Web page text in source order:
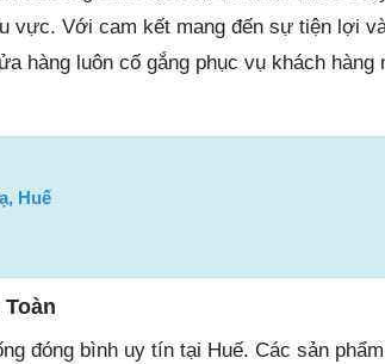
vực. Với cam kết mang đến sự tiện lợi
hàng luôn cố gắng phục vụ khách hàng
Huế
đóng bình uy tín tại Huế. Các sản